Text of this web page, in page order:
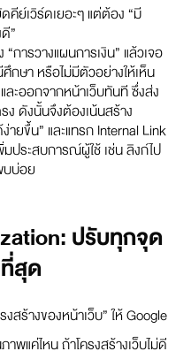
ย์เวิร์ดเยอะๆ แต่ต้อง “มี
”
ารวางแผนการเงิน” แล้วเจอ
กษา หรือไม่มีตัวอย่างให้เห็น
ละออกจากหน้าเว็บทันที ซึ่งส่ง
ดังนั้นจึงต้องเน้นสร้าง
ยขึ้น” และแทรก Internal Link
ประสบการณ์ผู้ใช้ เช่น ลิงก์ไป
บบ่อย
ปรับทุกจุด
สุด
สร้างของหน้าเว็บ” ให้ Google
พแค่ไหน ถ้าโครงสร้างเว็บไม่ดี